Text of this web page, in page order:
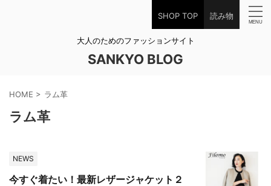
SHOP TOP 読み物
大人のためのファッションサイト
SANKYO BLOG
HOME > ラム革
ラム革
NEWS
今すぐ着たい！最新レザージャケット２